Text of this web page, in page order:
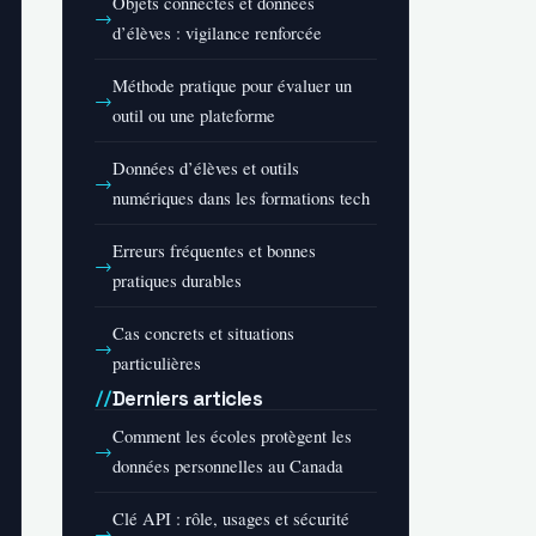
d’élèves : vigilance renforcée
Méthode pratique pour évaluer un
outil ou une plateforme
Données d’élèves et outils
numériques dans les formations tech
Erreurs fréquentes et bonnes
pratiques durables
Cas concrets et situations
particulières
Derniers articles
Comment les écoles protègent les
données personnelles au Canada
Clé API : rôle, usages et sécurité